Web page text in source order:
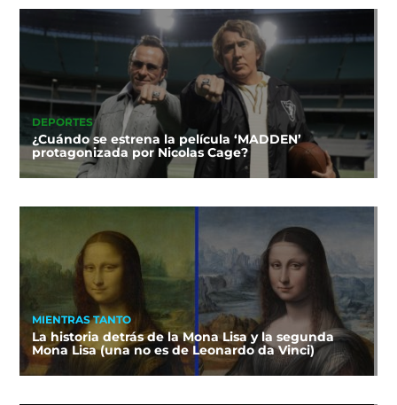
DEPORTES
¿Cuándo se estrena la película ‘MADDEN’
protagonizada por Nicolas Cage?
MIENTRAS TANTO
La historia detrás de la Mona Lisa y la segunda
Mona Lisa (una no es de Leonardo da Vinci)